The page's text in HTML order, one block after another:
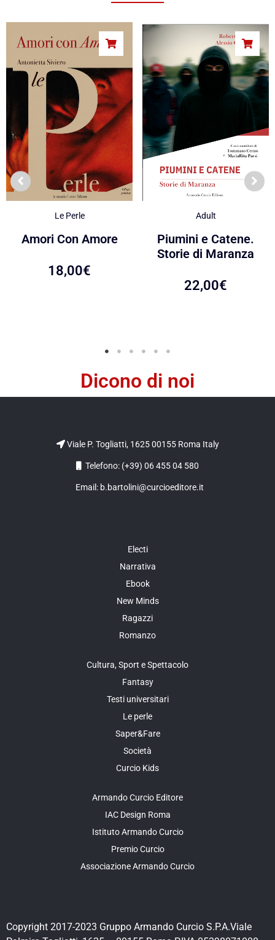
Le Perle
Amori Con Amore
18,00€
Adult
Piumini e Catene.
Storie di Maranza
22,00€
Dicono di noi
Viale P. Togliatti, 1625 00155 Roma Italy
Telefono: (+39) 06 455 04 580
Email: b.bartolini@curcioeditore.it
Electi
Narrativa
Ebook
New Minds
Ragazzi
Romanzo
Cultura, Sport e Spettacolo
Fantasy
Testi universitari
Le perle
Saper&Fare
Società
Curcio Kids
Armando Curcio Editore
IAC Design Roma
Istituto Armando Curcio
Premio Curcio
Associazione Armando Curcio
Copyright 2017-2023 Gruppo Armando Curcio S.P.A.Viale